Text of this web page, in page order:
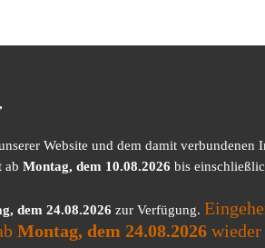
Website und dem damit verbundenen
ab Montag, dem 10.08.2026 bis
dem 24.08.2026 zur Verfügung.
Montag, dem 24.08.2026 wieder